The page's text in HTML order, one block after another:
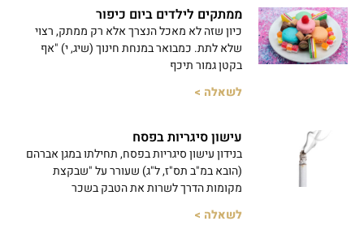
ממתקים לילדים ביום כיפור
כיון שזה לא מאכל הנצרך אלא רק ממתק, רצוי
שלא לתת. כמבואר במנחת חינוך (שיג, י) "אף
בקטן גמור תיכף
לשאלה >
עישון סיגריות בפסח
בנידון עישון סיגריות בפסח, תחילתו במגן אברהם
(הובא במ"ב תס"ז, ל"ג) שעורר על "שבקצת
מקומות הדרך לשרות את הטבק בשכר
לשאלה >